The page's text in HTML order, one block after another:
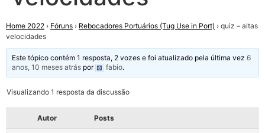
Home 2022 › Fóruns › Rebocadores Portuários (Tug Use in Port) › quiz – altas
velocidades
Este tópico contém 1 resposta, 2 vozes e foi atualizado pela última vez6
anos, 10 meses atrás por fabio.
Visualizando 1 resposta da discussão
Autor Posts